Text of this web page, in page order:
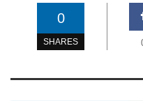
0
SHARES